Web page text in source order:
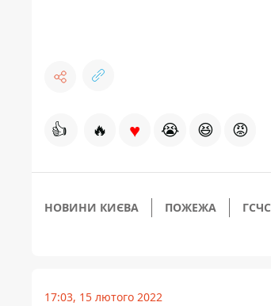
👍 🔥 ♥ 😭 😆 😡
НОВИНИ КИЄВА ПОЖЕЖА ГСЧС
17:03, 15 лютого 2022